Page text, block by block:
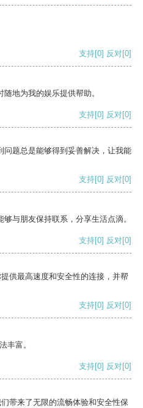
支持[0] 反对[0]
地为我的娱乐提供帮助。
支持[0] 反对[0]
问题总是能够得到妥善解决，让我能
支持[0] 反对[0]
与朋友保持联系，分享生活点滴。
支持[0] 反对[0]
供最高速度和安全性的连接，并帮
支持[0] 反对[0]
丰富。
支持[0] 反对[0]
带来了无限的流畅体验和安全性保